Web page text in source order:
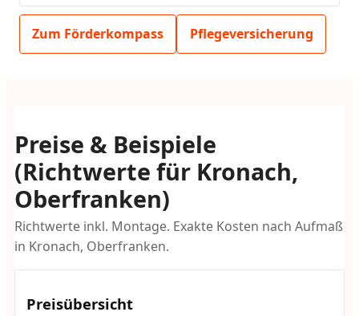
Zum Förderkompass Pflegeversicherung
Preise & Beispiele
(Richtwerte für Kronach,
Oberfranken)
Richtwerte inkl. Montage. Exakte Kosten nach Aufmaß
in Kronach, Oberfranken.
Preisübersicht